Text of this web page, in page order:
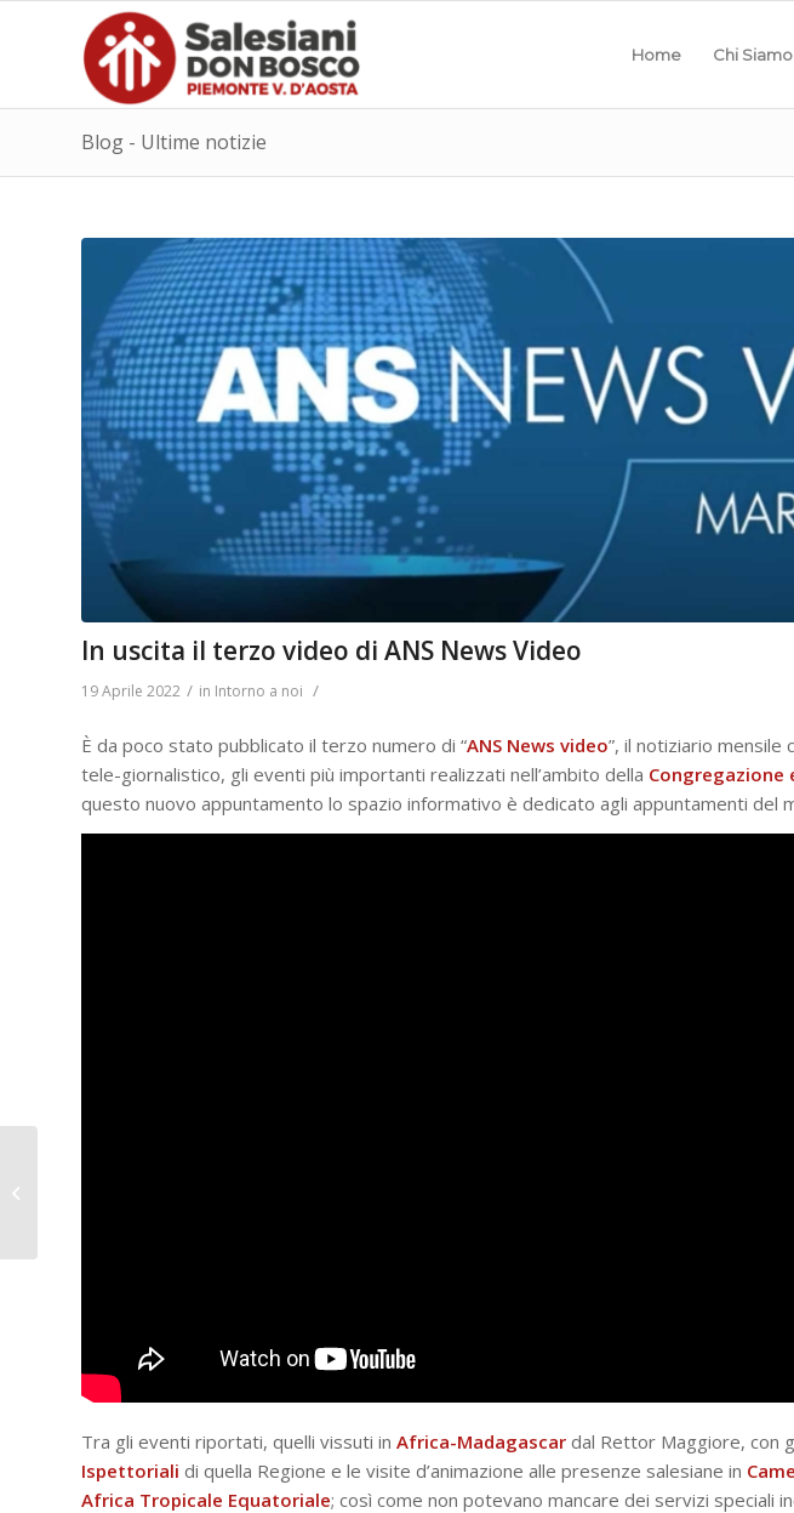
Home Chi Siamo
Blog - Ultime notizie
In uscita il terzo video di ANS News Video
19 Aprile 2022 / in Intorno a noi /
È da poco stato pubblicato il terzo numero di “ANS News video”, il notiziario mensile
tele-giornalistico, gli eventi più importanti realizzati nell’ambito della Congregazione
questo nuovo appuntamento lo spazio informativo è dedicato agli appuntamenti del
Tra gli eventi riportati, quelli vissuti in Africa-Madagascar dal Rettor Maggiore, con
Ispettoriali di quella Regione e le visite d’animazione alle presenze salesiane in
Africa Tropicale Equatoriale; così come non potevano mancare dei servizi speciali